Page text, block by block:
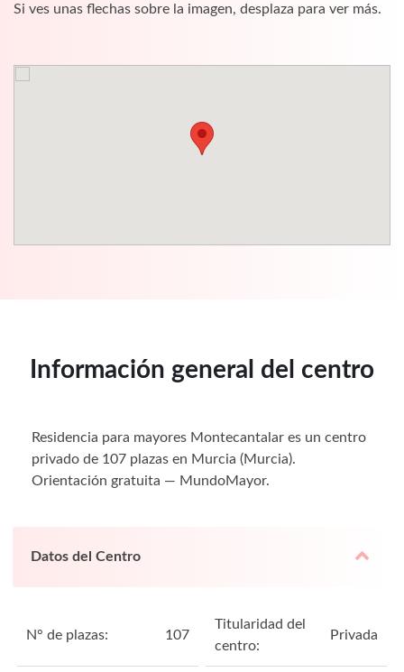
Si ves unas flechas sobre la imagen, desplaza para ver más.
Información general del centro
Residencia para mayores Montecantalar es un centro
privado de 107 plazas en Murcia (Murcia).
Orientación gratuita — MundoMayor.
Datos del Centro
N° de plazas: 107
Titularidad del
centro:
Privada